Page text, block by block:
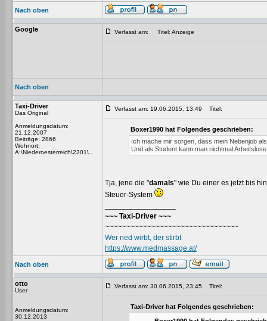
Nach oben
Google Verfasst am: Titel: Anzeige
Nach oben
Taxi-Driver
Das Original
Anmeldungsdatum:
21.12.2007
Beiträge: 2866
Wohnort:
A:\Niederoesterreich\2301\..
Verfasst am: 19.06.2015, 13:49 Titel:
Boxer1990 hat Folgendes geschrieben:
Ich mache mir sorgen, dass mein Nebenjob
Und als Student kann man nichtmal
Tja, jene die "damals" wie Du einer es jetzt bis
Steuer-System
~~~ Taxi-Driver ~~~
~~~~~~~~~~~~~~~~~~~~~~~~~~~~~~~~
Wer ned wirbt, der stirbt
https://www.medmassage.at/
Nach oben
otto
User
Anmeldungsdatum:
30.12.2013
Verfasst am: 30.06.2015, 23:45 Titel:
Taxi-Driver hat Folgendes geschrieben: